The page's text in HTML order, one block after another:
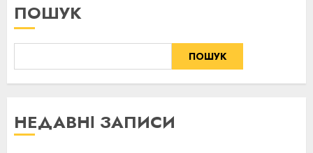
ПОШУК
ПОШУК
НЕДАВНІ ЗАПИСИ